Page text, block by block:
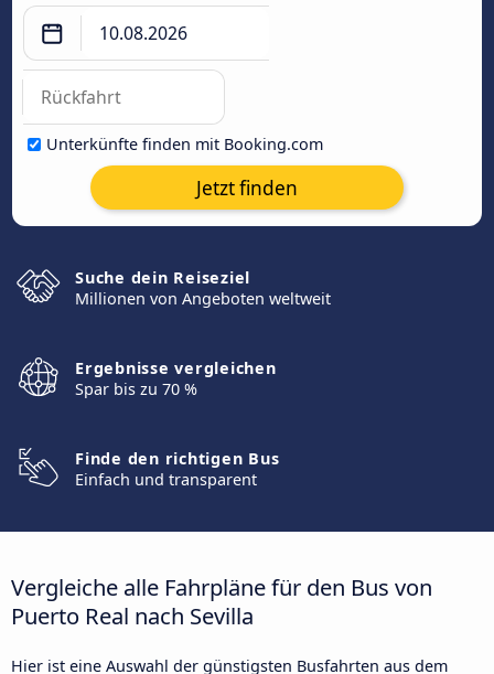
Unterkünfte finden mit Booking.com
Jetzt finden
Suche dein Reiseziel
Millionen von Angeboten weltweit
Ergebnisse vergleichen
Spar bis zu 70 %
Finde den richtigen Bus
Einfach und transparent
Vergleiche alle Fahrpläne für den Bus von
Puerto Real nach Sevilla
Hier ist eine Auswahl der günstigsten Busfahrten aus dem